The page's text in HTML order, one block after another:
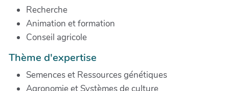
Recherche
Animation et formation
Conseil agricole
Thème d'expertise
Semences et Ressources génétiques
Agronomie et Systèmes de culture